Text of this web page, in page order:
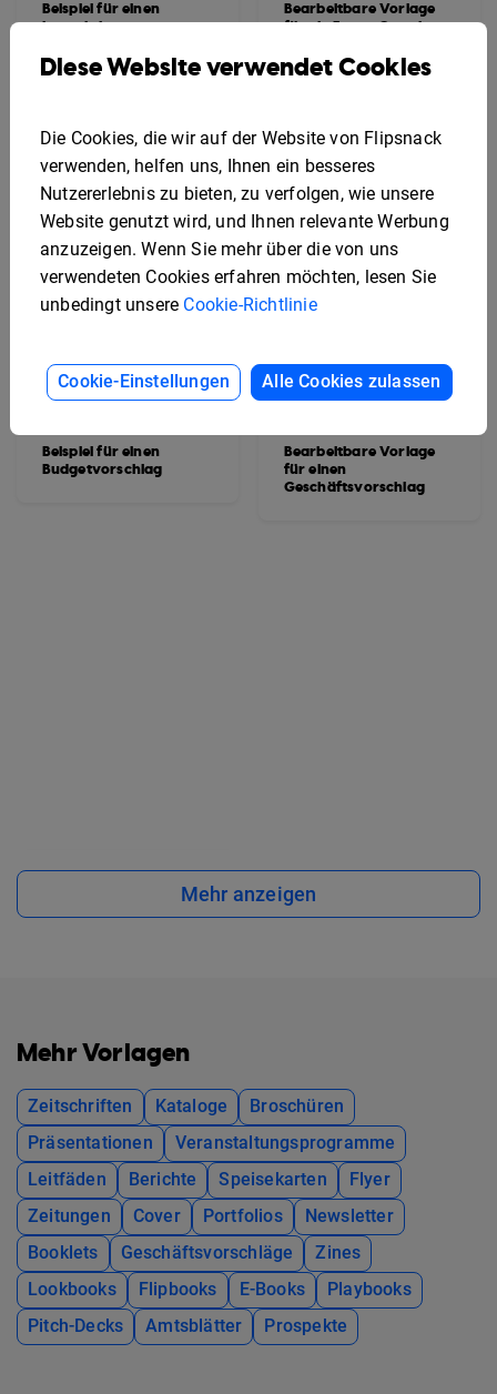
Beispiel für einen
interaktiven
Beispiel für einen
Budgetvorschlag
Bearbeitbare Vorlage
für ein Event-Catering-
Bearbeitbare Vorlage
für einen
Geschäftsvorschlag
Mehr anzeigen
Mehr Vorlagen
Zeitschriften Kataloge
Broschüren
Präsentationen
Veranstaltungsprogramme
Leitfäden
Berichte Speisekarten
Flyer
Zeitungen
Cover Portfolios
Newsletter
Booklets
Geschäftsvorschläge
Zines
Lookbooks
Flipbooks E-Books
Playbooks
Pitch-Decks
Amtsblätter Prospekte
Diese Website verwendet Cookies
Die Cookies, die wir auf der Website von Flipsnack
verwenden, helfen uns, Ihnen ein besseres
Nutzererlebnis zu bieten, zu verfolgen, wie unsere
Website genutzt wird, und Ihnen relevante Werbung
anzuzeigen. Wenn Sie mehr über die von uns
verwendeten Cookies erfahren möchten, lesen Sie
unbedingt unsere Cookie-Richtlinie
Cookie-Einstellungen Alle Cookies zulassen